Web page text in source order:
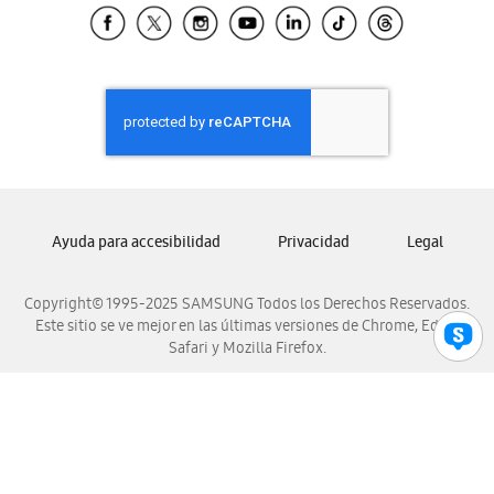
Samsung El Salvador
Samsung Honduras
Samsung Nicaragua
Samsung Panamá
Samsung Venezuela
Copyright© 1995-2025 SAMSUNG Todos los Derechos Reservados.
Este sitio se ve mejor en las últimas versiones de Chrome, Edge,
Safari y Mozilla Firefox.
Ayuda para accesibilidad Privacidad Legal